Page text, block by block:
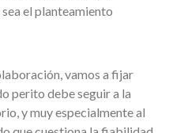
el planteamiento
vamos a fijar
perito debe seguir a la
y muy especialmente al